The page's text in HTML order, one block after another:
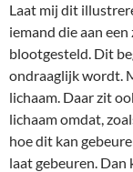
Laat mij dit
iemand die aan
blootgesteld. Dit
ondraaglijk wordt.
lichaam. Daar zit
lichaam omdat,
hoe dit kan
laat gebeuren.